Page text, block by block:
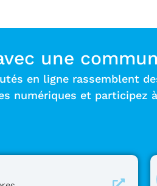
une
en ligne rassemblent
numériques et participez